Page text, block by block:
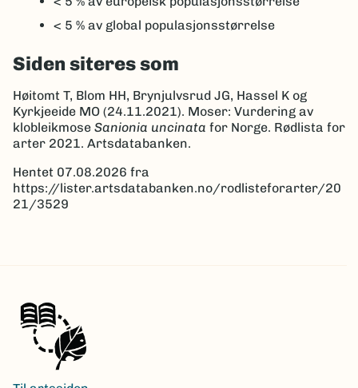
< 5 % av global populasjonsstørrelse
Siden siteres som
Høitomt T, Blom HH, Brynjulvsrud JG, Hassel K og
Kyrkjeeide MO (24.11.2021). Moser: Vurdering av
klobleikmose Sanionia uncinata for Norge. Rødlista for
arter 2021. Artsdatabanken.
Hentet 07.08.2026 fra
https://lister.artsdatabanken.no/rodlisteforarter/20
21/3529